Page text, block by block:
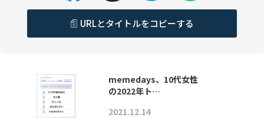
URLとタイトルをコピーする
memedays、10代女性
の2022年ト…
2021.12.14